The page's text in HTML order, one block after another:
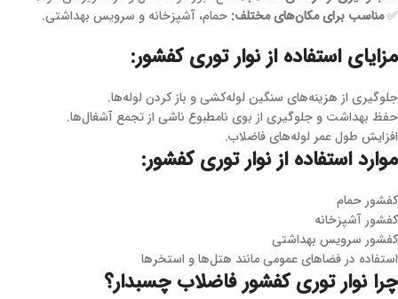
✅مناسب برای مکان‌های مختلف: حمام، آشپزخانه و سرویس بهداشتی.
مزایای استفاده از نوار توری کفشور:
جلوگیری از هزینه‌های سنگین لوله‌کشی و باز کردن لوله‌ها.
حفظ بهداشت و جلوگیری از بوی نامطبوع ناشی از تجمع آشغال‌ها.
افزایش طول عمر لوله‌های فاضلاب.
موارد استفاده از نوار توری کفشور:
کفشور حمام
کفشور آشپزخانه
کفشور سرویس بهداشتی
استفاده در فضاهای عمومی مانند هتل‌ها و استخرها
چرا نوار توری کفشور فاضلاب چسبدار؟